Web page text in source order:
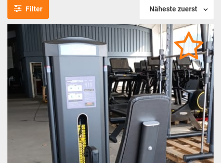
Filter Näheste zuerst